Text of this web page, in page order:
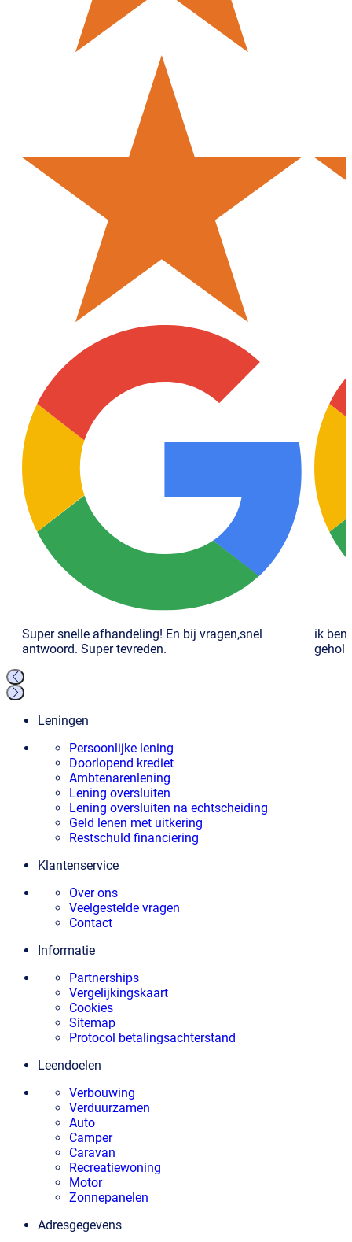
Super snelle afhandeling! En bij vragen,snel
antwoord. Super tevreden.
ik ben
Leningen
Persoonlijke lening
Doorlopend krediet
Ambtenarenlening
Lening oversluiten
Lening oversluiten na echtscheiding
Geld lenen met uitkering
Restschuld financiering
Klantenservice
Over ons
Veelgestelde vragen
Contact
Informatie
Partnerships
Vergelijkingskaart
Cookies
Sitemap
Protocol betalingsachterstand
Leendoelen
Verbouwing
Verduurzamen
Auto
Camper
Caravan
Recreatiewoning
Motor
Zonnepanelen
Adresgegevens